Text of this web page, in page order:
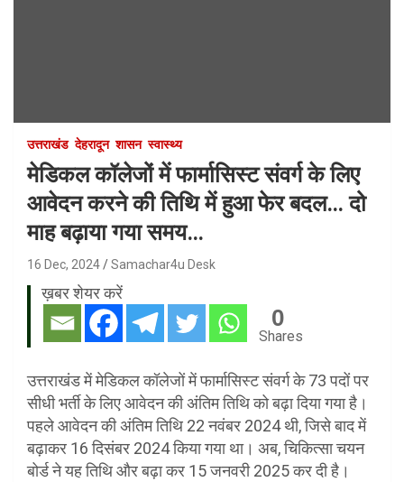
उत्तराखंड देहरादून शासन स्वास्थ्य
मेडिकल कॉलेजों में फार्मासिस्ट संवर्ग के लिए
आवेदन करने की तिथि में हुआ फेर बदल… दो
माह बढ़ाया गया समय…
16 Dec, 2024 Samachar4u Desk
ख़बर शेयर करें
0
Shares
उत्तराखंड में मेडिकल कॉलेजों में फार्मासिस्ट संवर्ग के 73 पदों पर
सीधी भर्ती के लिए आवेदन की अंतिम तिथि को बढ़ा दिया गया है।
पहले आवेदन की अंतिम तिथि 22 नवंबर 2024 थी, जिसे बाद में
बढ़ाकर 16 दिसंबर 2024 किया गया था। अब, चिकित्सा चयन
बोर्ड ने यह तिथि और बढ़ा कर 15 जनवरी 2025 कर दी है।